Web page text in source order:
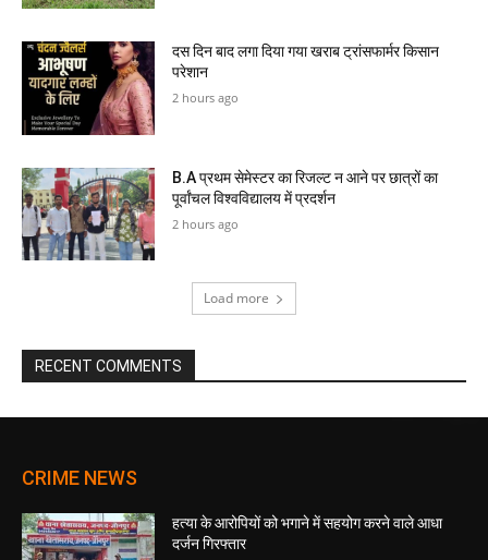
दस दिन बाद लगा दिया गया खराब ट्रांसफार्मर किसान
परेशान
2 hours ago
B.A प्रथम सेमेस्टर का रिजल्ट न आने पर छात्रों का
पूर्वांचल विश्वविद्यालय में प्रदर्शन
2 hours ago
Load more
RECENT COMMENTS
CRIME NEWS
हत्या के आरोपियों को भगाने में सहयोग करने वाले आधा
दर्जन गिरफ्तार